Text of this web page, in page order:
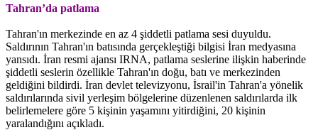
Tahran’da patlama
Tahran'ın merkezinde en az 4 şiddetli patlama sesi duyuldu.
Saldırının Tahran'ın batısında gerçekleştiği bilgisi İran medyasına
yansıdı. İran resmi ajansı IRNA, patlama seslerine ilişkin haberinde
şiddetli seslerin özellikle Tahran'ın doğu, batı ve merkezinden
geldiğini bildirdi. İran devlet televizyonu, İsrail'in Tahran'a yönelik
saldırılarında sivil yerleşim bölgelerine düzenlenen saldırılarda ilk
belirlemelere göre 5 kişinin yaşamını yitirdiğini, 20 kişinin
yaralandığını açıkladı.